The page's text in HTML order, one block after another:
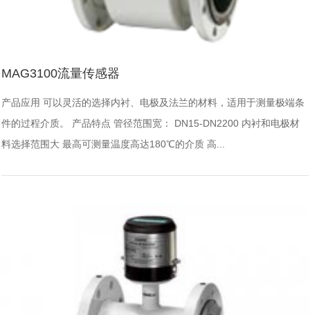
MAG3100流量传感器
产品应用 可以灵活的选择内衬、电极及法兰的材料，适用于测量极端条
件的过程介质。 产品特点 管径范围宽： DN15-DN2200 内衬和电极材
料选择范围大 最高可测量温度高达180℃的介质 高...